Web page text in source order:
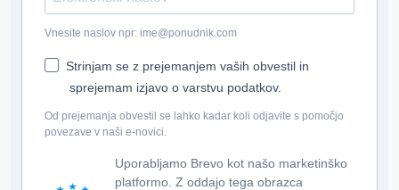
Vnesite naslov npr: ime@ponudnik.com
Strinjam se z prejemanjem vaših obvestil in
sprejemam izjavo o varstvu podatkov.
Od prejemanja obvestil se lahko kadar koli odjavite s pomočjo
povezave v naši e-novici.
Uporabljamo Brevo kot našo marketinško
platformo. Z oddajo tega obrazca